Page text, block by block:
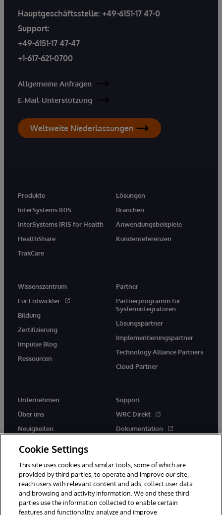
Hauptgeschäftsstelle: +49-6151-17 47-0
Support:
+49-6151-17 47-47
+1-617-621-0700
Allgemeine Anfragen
E-Mail-Unterstützung
Weltweite Niederlassungen
Produkte
InterSystems IRIS
InterSystems IRIS for Health
HealthShare
TrakCare
Lösungen
Branchen
Anwendungsbeispiele
Kundenreferenzen
Wissenszentrum
Für Entwickler
Bildung
Zertifizierung
Impulse Blog
Ressourcen
Partner
Partnerprogramm für
Systemintegratoren
Lösungspartner
Implementierungspartner
Technology Alliance Partners
Cloud-Partner
Unternehmen
Über uns
Neuigkeiten
Support
WRC Direkt
Dokumentation
Cookie Settings
This site uses cookies and similar tools, some of which are
provided by third parties, to operate and improve our site,
reach users with relevant content and ads, collect user data
and browsing and activity information. We and these third
parties use the information collected to enable certain
features and functionality, analyze and improve